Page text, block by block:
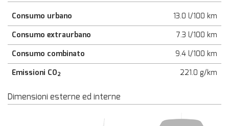
Consumo urbano
13.0 l/100 km
Consumo extraurbano
7.3 l/100 km
Consumo combinato
9.4 l/100 km
Emissioni CO2 221.0 g/km
Dimensioni esterne ed interne